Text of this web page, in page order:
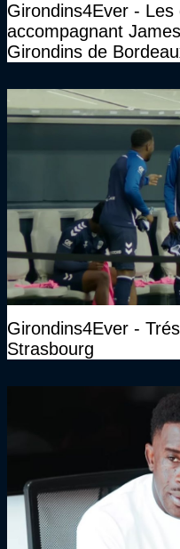
Girondins4Ever -
accompagnant
Girondins de
Girondins4Ever -
Strasbourg